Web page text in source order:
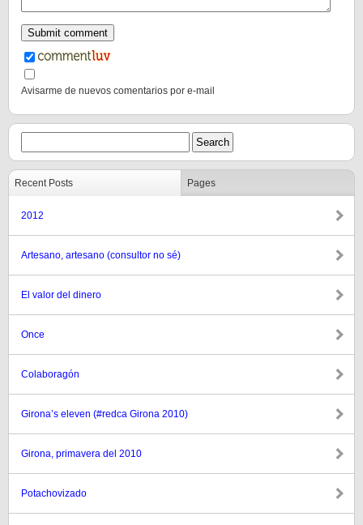
Avisarme de nuevos comentarios por e-mail
Recent Posts Pages
2012
Artesano, artesano (consultor no sé)
El valor del dinero
Once
Colaboragón
Girona’s eleven (#redca Girona 2010)
Girona, primavera del 2010
Potachovizado